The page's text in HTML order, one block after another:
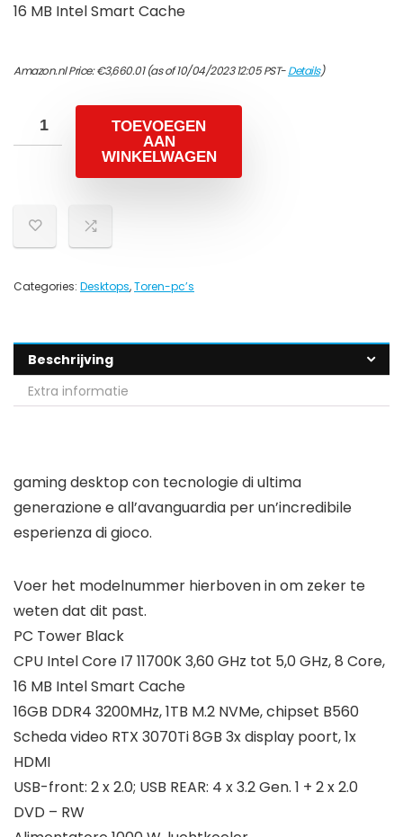
16 MB Intel Smart Cache
Amazon.nl Price:€3,660.01(as of 10/04/2023 12:05 PST-Details)
TOEVOEGEN
AAN
WINKELWAGEN
Categories: Desktops,Toren-pc’s
Beschrijving
Extra informatie
gaming desktop con tecnologie di ultima
generazione e all’avanguardia per un’incredibile
esperienza di gioco.
Voer het modelnummer hierboven in om zeker te
weten dat dit past.
PC Tower Black
CPU Intel Core I7 11700K 3,60 GHz tot 5,0 GHz, 8 Core,
16 MB Intel Smart Cache
16GB DDR4 3200MHz, 1TB M.2 NVMe, chipset B560
Scheda video RTX 3070Ti 8GB 3x display poort, 1x
HDMI
USB-front: 2 x 2.0; USB REAR: 4 x 3.2 Gen. 1 + 2 x 2.0
DVD – RW